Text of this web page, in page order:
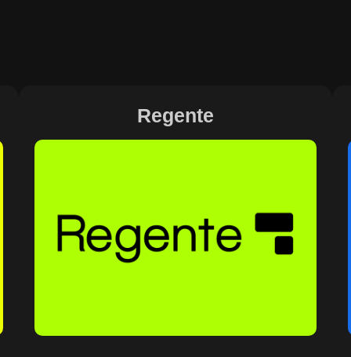
Regente